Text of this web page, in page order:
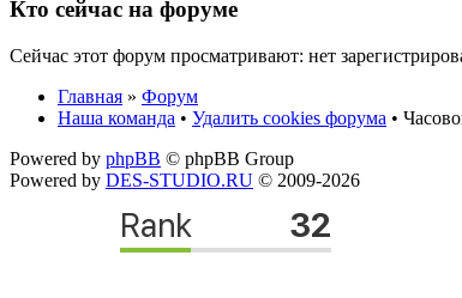
Кто сейчас на форуме
Сейчас этот форум просматривают: нет
Главная » Форум
Наша команда • Удалить cookies форума •
Powered by phpBB © phpBB Group
Powered by DES-STUDIO.RU © 2009-2026